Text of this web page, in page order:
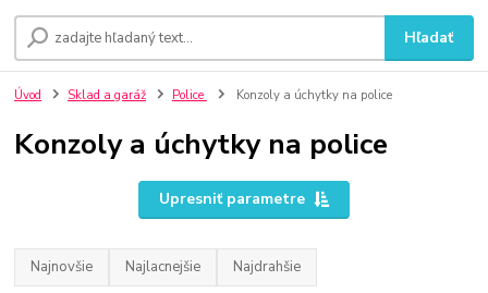
Hľadať
Úvod Sklad a garáž Police Konzoly a úchytky na police
Konzoly a úchytky na police
Upresniť parametre
Najnovšie Najlacnejšie Najdrahšie